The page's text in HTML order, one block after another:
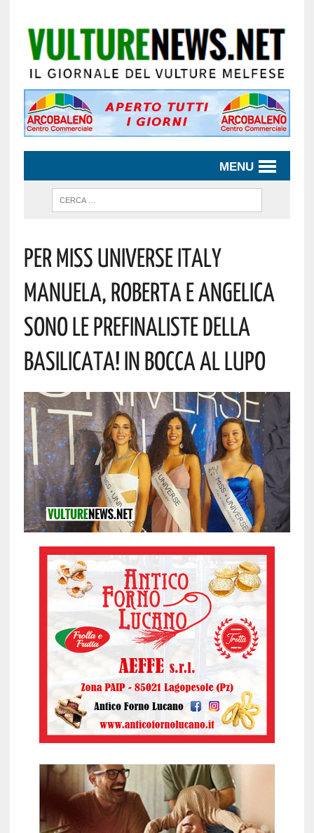
MENU
Per Miss Universe Italy
Manuela, Roberta E Angelica
Sono Le Prefinaliste Della
Basilicata! In Bocca Al Lupo